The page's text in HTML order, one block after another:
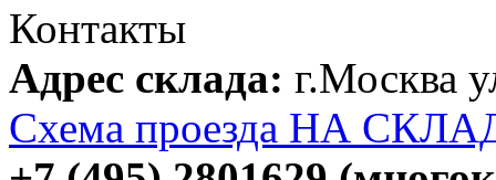
Контакты
Адрес склада: г.Москва
Схема проезда НА